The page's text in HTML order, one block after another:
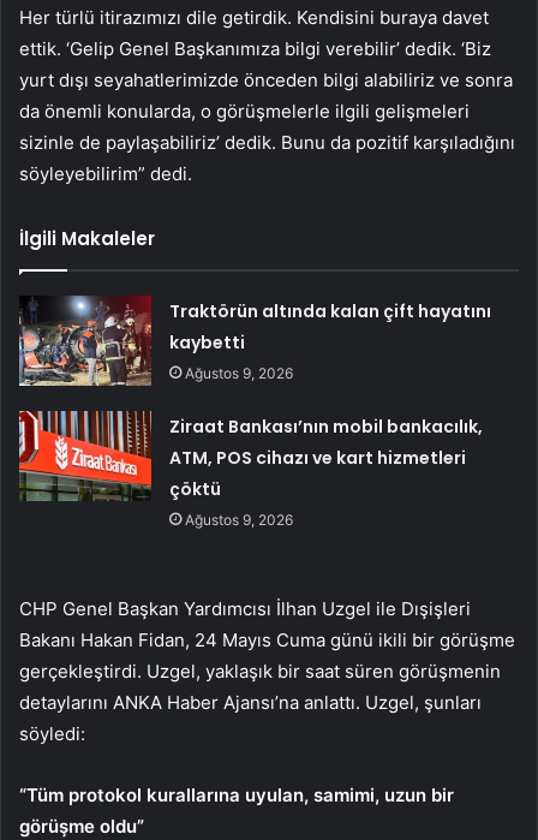
Her türlü itirazımızı dile getirdik. Kendisini buraya davet
ettik. ‘Gelip Genel Başkanımıza bilgi verebilir’ dedik. ‘Biz
yurt dışı seyahatlerimizde önceden bilgi alabiliriz ve sonra
da önemli konularda, o görüşmelerle ilgili gelişmeleri
sizinle de paylaşabiliriz’ dedik. Bunu da pozitif karşıladığını
söyleyebilirim” dedi.
İlgili Makaleler
Traktörün altında kalan çift hayatını
kaybetti
Ağustos 9, 2026
Ziraat Bankası’nın mobil bankacılık,
ATM, POS cihazı ve kart hizmetleri
çöktü
Ağustos 9, 2026
CHP Genel Başkan Yardımcısı İlhan Uzgel ile Dışişleri
Bakanı Hakan Fidan, 24 Mayıs Cuma günü ikili bir görüşme
gerçekleştirdi. Uzgel, yaklaşık bir saat süren görüşmenin
detaylarını ANKA Haber Ajansı’na anlattı. Uzgel, şunları
söyledi:
“Tüm protokol kurallarına uyulan, samimi, uzun bir
görüşme oldu”